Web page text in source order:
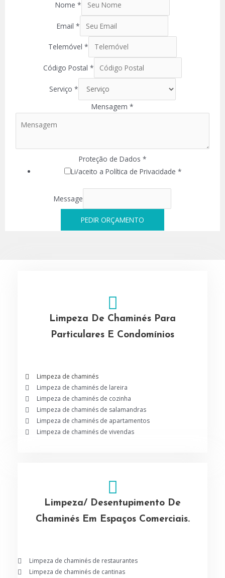
Nome*
Email*
Telemóvel*
Código Postal *
Serviço*
Mensagem *
Proteção de Dados *
Li/aceito a Política de Privacidade *
Message
PEDIR ORÇAMENTO
Limpeza De Chaminés Para
Particulares E Condomínios
Limpeza de chaminés
Limpeza de chaminés de lareira
Limpeza de chaminés de cozinha
Limpeza de chaminés de salamandras
Limpeza de chaminés de apartamentos
Limpeza de chaminés de vivendas
Limpeza/ Desentupimento De
Chaminés Em Espaços Comerciais.
Limpeza de chaminés de restaurantes
Limpeza de chaminés de cantinas